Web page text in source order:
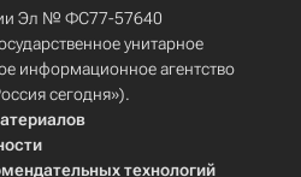
Эл № ФС77-57640
унитарное
информационное агентство
сегодня»).
технологий